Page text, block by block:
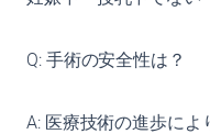
Q: 手術の安全性は？
A: 医療技術の進歩に